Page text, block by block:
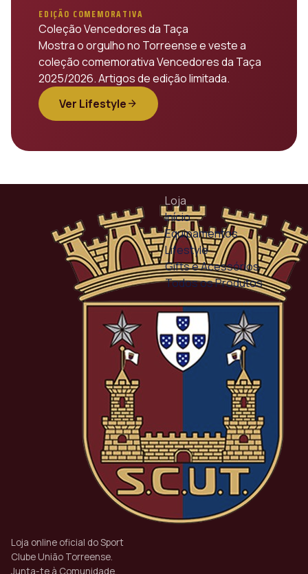
EDIÇÃO COMEMORATIVA
Coleção Vencedores da Taça
Mostra o orgulho no Torreense e veste a
coleção comemorativa Vencedores da Taça
2025/2026. Artigos de edição limitada.
Ver Lifestyle arrow_forward
Loja online oficial do Sport
Clube União Torreense.
Junta-te à Comunidade.
Loja
Início
Equipamentos
Lifestyle
Gifts e Acessórios
Todos os Produtos